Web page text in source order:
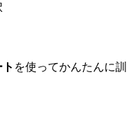
を使ってかんたんに訓